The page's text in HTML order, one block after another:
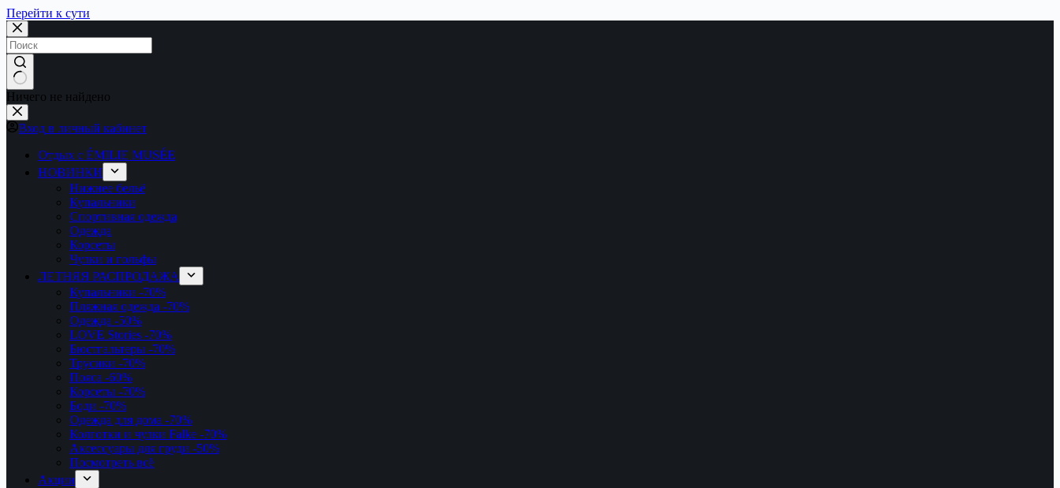
Перейти к сути
Ничего не найдено
Вход в личный кабинет
Отдых с ÉMILIE MUSÉE
НОВИНКИ
Нижнее бельё
Купальники
Спортивная одежда
Одежда
Корсеты
Чулки и гольфы
ЛЕТНЯЯ РАСПРОДАЖА
Купальники -70%
Пляжная одежда -70%
Одежда -50%
LOVE Stories -70%
Бюстгальтеры -70%
Трусики -70%
Пояса -60%
Корсеты -70%
Боди -70%
Одежда для дома -70%
Колготки и чулки Falke -70%
Аксессуары для груди -50%
Посмотреть всё
Акции